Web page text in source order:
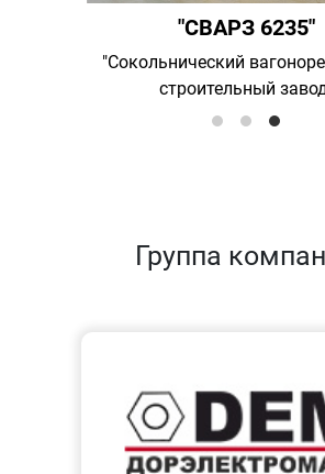
UAB
вагоноремонтно-
строительный завод"
Группа